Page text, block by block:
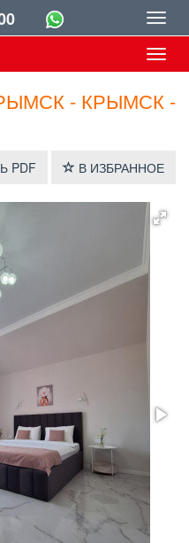
- КРЫМСК -
PDF В ИЗБРАННОЕ